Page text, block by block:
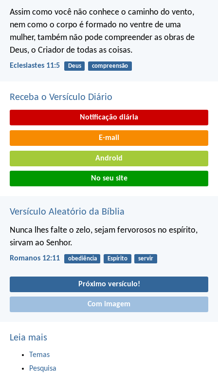
Assim como você não conhece o caminho do vento,
nem como o corpo é formado no ventre de uma
mulher, também não pode compreender as obras de
Deus, o Criador de todas as coisas.
Eclesiastes 11:5 Deus compreensão
Receba o Versículo Diário
Notificação diária
E-mail
Android
No seu site
Versículo Aleatório da Bíblia
Nunca lhes falte o zelo, sejam fervorosos no espírito,
sirvam ao Senhor.
Romanos 12:11 obediência Espírito servir
Próximo versículo!
Com imagem
Leia mais
Temas
Pesquisa